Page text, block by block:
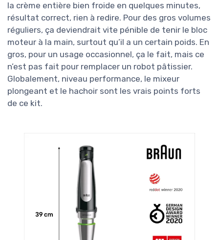
la crème entière bien froide en quelques minutes,
résultat correct, rien à redire. Pour des gros volumes
réguliers, ça deviendrait vite pénible de tenir le bloc
moteur à la main, surtout qu’il a un certain poids. En
gros, pour un usage occasionnel, ça le fait, mais ce
n’est pas fait pour remplacer un robot pâtissier.
Globalement, niveau performance, le mixeur
plongeant et le hachoir sont les vrais points forts
de ce kit.